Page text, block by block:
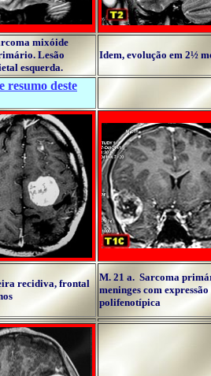
mixóide
Lesão
esquerda.
Idem, evolução em 2½
resumo deste
recidiva, frontal
M. 21 a. Sarcoma
meninges com expressão
polifenotípica